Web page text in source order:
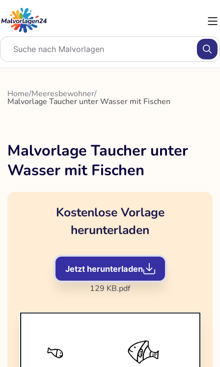
Inhalt
springen
Home/Meeresbewohner/
Malvorlage Taucher unter Wasser mit Fischen
Malvorlage Taucher unter
Wasser mit Fischen
Kostenlose Vorlage
herunterladen
Jetzt herunterladen
129 KB.pdf